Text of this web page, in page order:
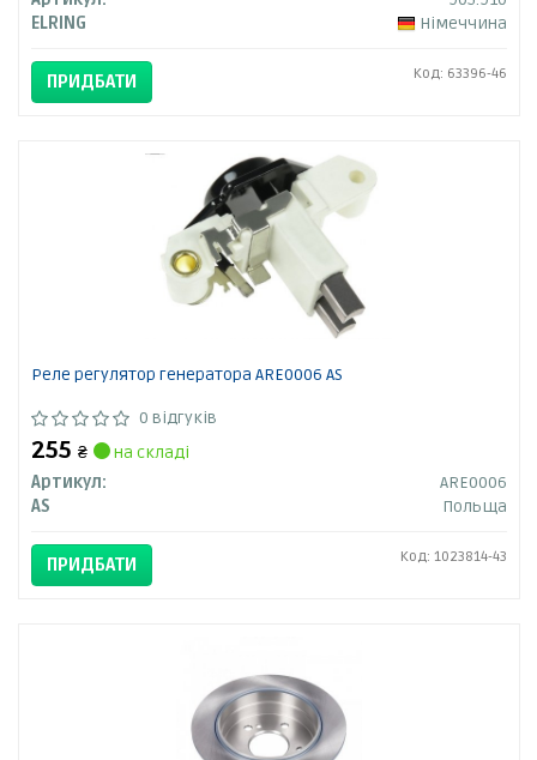
ELRING
Німеччина
ПРИДБАТИ Код: 63396-46
Реле регулятор генератора ARE0006 AS
0 відгуків
255 ₴
на складі
Артикул:
ARE0006
AS
Польща
ПРИДБАТИ Код: 1023814-43